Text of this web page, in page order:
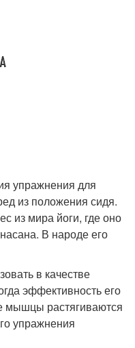
упражнения для
из положения сидя.
из мира йоги, где оно
В народе его
в качестве
эффективность его
мышцы растягиваются
упражнения